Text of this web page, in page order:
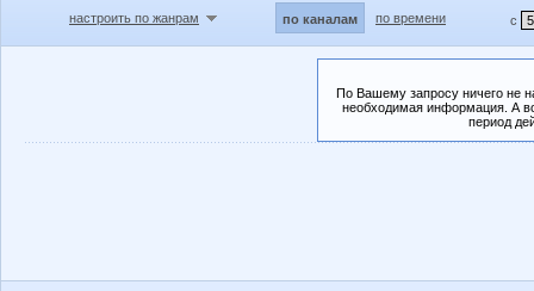
настроить по жанрам
по каналам по времени с
По Вашему запросу ничего не
необходимая информация. А
период